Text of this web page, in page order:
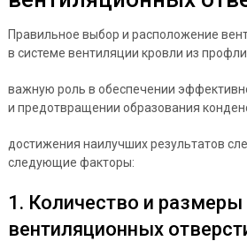
Правильное выбор и расположение
в системе вентиляции кровли из
важную роль в обеспечении
и предотвращении образования
достижения наилучших результатов
следующие факторы:
1. Количество и размеры
вентиляционных